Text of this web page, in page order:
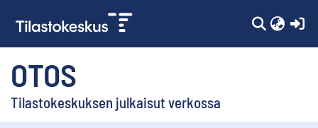
OTOS
Tilastokeskuksen julkaisut verkossa